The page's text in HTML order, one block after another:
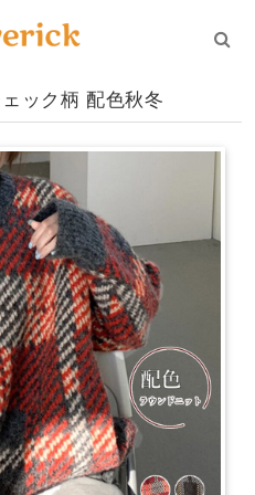
ック柄 配色秋冬